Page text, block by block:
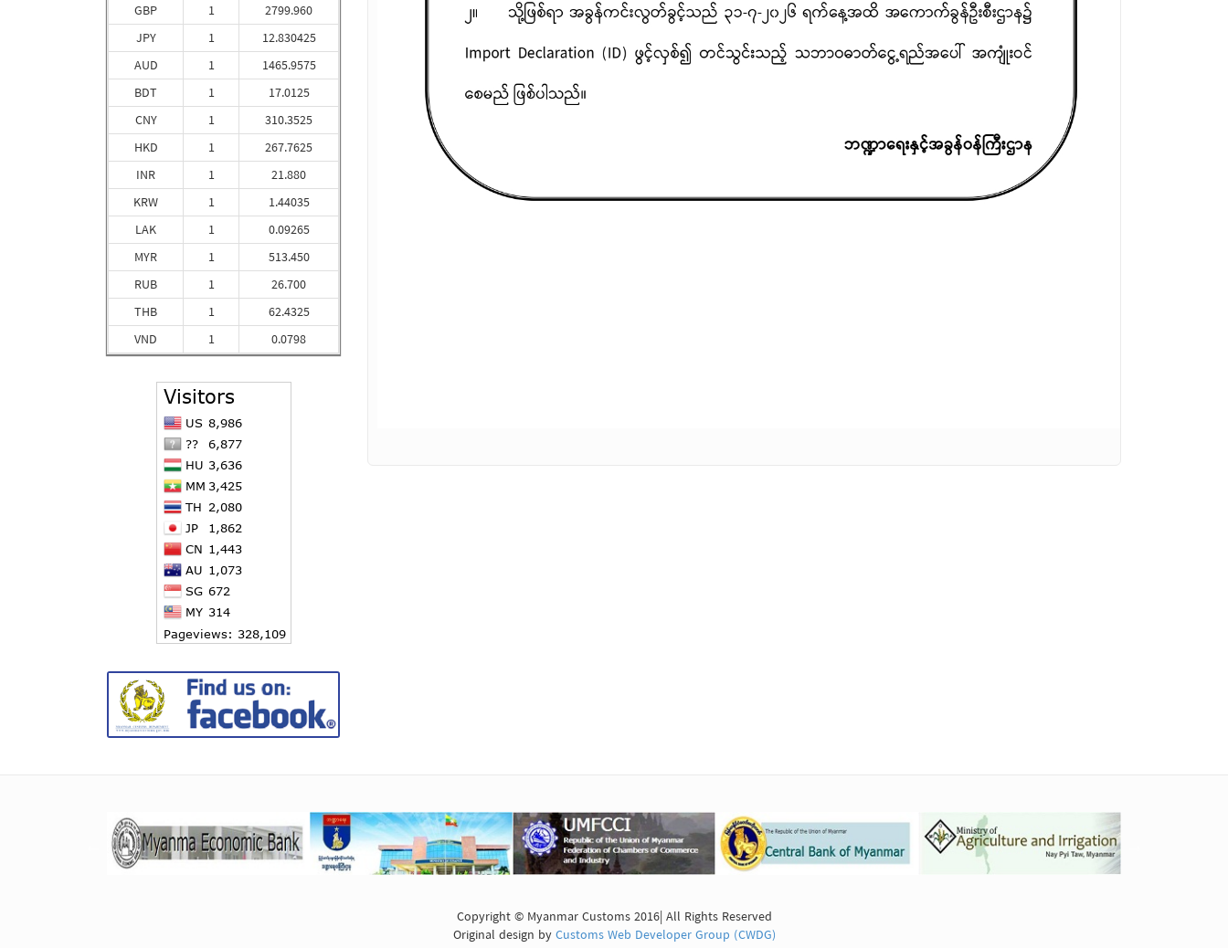
GBP
JPY
AUD
BDT
CNY
HKD
INR
KRW
LAK
MYR
RUB
THB
VND
1
1
1
1
1
1
1
1
1
1
1
1
1
2799.960
12.830425
1465.9575
17.0125
310.3525
267.7625
21.880
1.44035
0.09265
513.450
26.700
62.4325
0.0798
Copyright © Myanmar Customs 2016| All Rights Reserved
Original design byCustoms Web Developer Group (CWDG)